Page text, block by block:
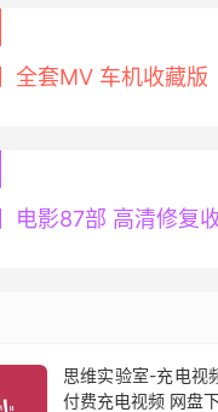
全套MV 车机收藏版
电影87部 高清修复
思维实验室-充电视
付费充电视频 网盘